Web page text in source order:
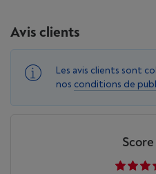
Avis clients
Les avis clients sont
nos conditions de